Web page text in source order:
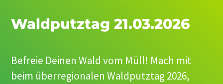
Waldputztag 21.03.2026
Befreie Deinen Wald vom Müll! Mach mit
beim überregionalen Waldputztag 2026,